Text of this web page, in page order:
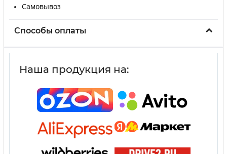
Самовывоз
Способы оплаты
Наша продукция на: